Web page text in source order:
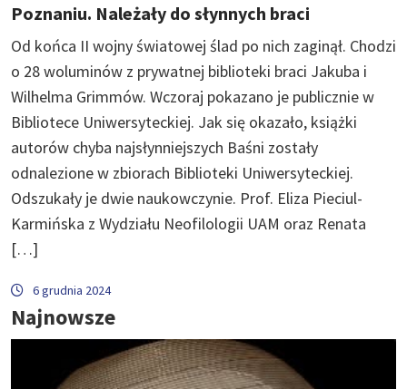
Poznaniu. Należały do słynnych braci
Od końca II wojny światowej ślad po nich zaginął. Chodzi
o 28 woluminów z prywatnej biblioteki braci Jakuba i
Wilhelma Grimmów. Wczoraj pokazano je publicznie w
Bibliotece Uniwersyteckiej. Jak się okazało, książki
autorów chyba najsłynniejszych Baśni zostały
odnalezione w zbiorach Biblioteki Uniwersyteckiej.
Odszukały je dwie naukowczynie. Prof. Eliza Pieciul-
Karmińska z Wydziału Neofilologii UAM oraz Renata
[…]
6 grudnia 2024
Najnowsze